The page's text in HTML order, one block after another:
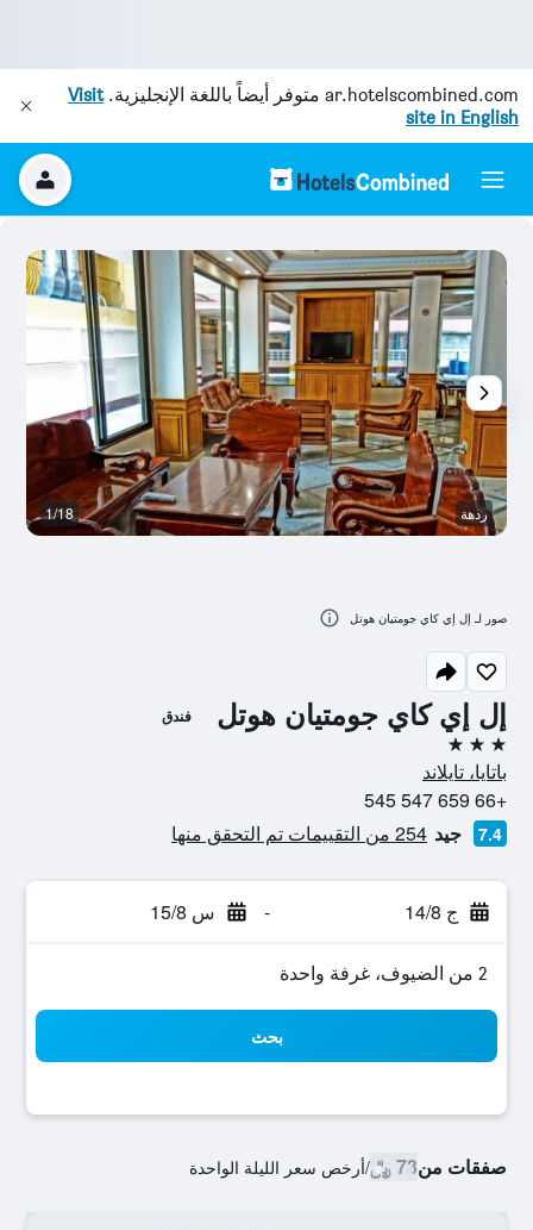
ar.hotelscombined.com متوفر أيضاً باللغة الإنجليزية.Visit
site in English
إل إي كاي جومتيان هوتل فندق
3 نجوم
باتايا، تايلاند
+66 659 547 545
7.4 جيد 254 من التقييمات تم التحقق منها
ج 14/8 - س 15/8
2 من الضيوف، غرفة واحدة
بحث
صفقات من73 ﷼ /أرخص سعر الليلة الواحدة
ردهة 1/18
صور لـ إل إي كاي جومتيان هوتل